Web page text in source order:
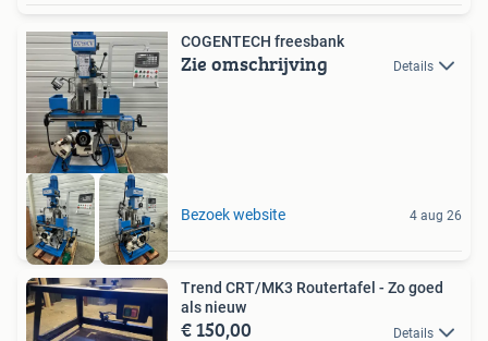
COGENTECH freesbank
Zie omschrijving Details
Bezoek website 4 aug 26
Trend CRT/MK3 Routertafel - Zo goed
als nieuw
€ 150,00 Details